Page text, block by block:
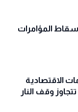
المؤامرات
الاقتصادية
وقف النار